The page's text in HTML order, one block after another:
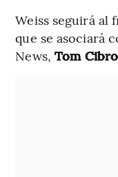
Weiss seguirá al
que se asociará
News, Tom